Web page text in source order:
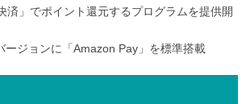
済」でポイント還元するプログラムを提供開
ージョンに「Amazon Pay」を標準搭載